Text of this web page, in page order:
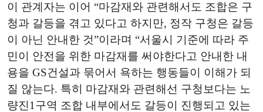
이 관계자는 이어 “마감재와 관련해서도 조합은 구
청과 갈등을 겪고 있다고 하지만, 정작 구청은 갈등
이 아닌 안내한 것”이라며 “서울시 기준에 따라 주
민이 안전을 위한 마감재를 써야한다고 안내한 내
용을 GS건설과 묶어서 욕하는 행동들이 이해가 되
질 않는다. 특히 마감재와 관련해선 구청보다는 노
량진1구역 조합 내부에서도 갈등이 진행되고 있는